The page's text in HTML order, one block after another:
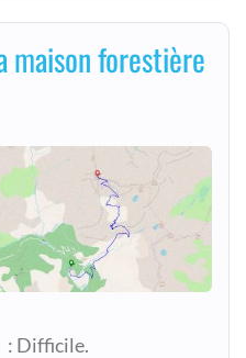
maison forestière
: Difficile.